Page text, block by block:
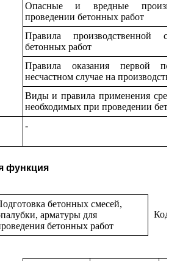
Опасные и вредные
проведении бетонных работ
Правила производственной
бетонных работ
Правила оказания первой
несчастном случае на производстве
Виды и правила применения
необходимых при проведении
-
функция
бетонных смесей,
арматуры для
бетонных работ
Код